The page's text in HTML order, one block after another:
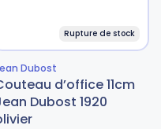
Rupture de stock
Dubost
d’office 11cm
Dubost 1920